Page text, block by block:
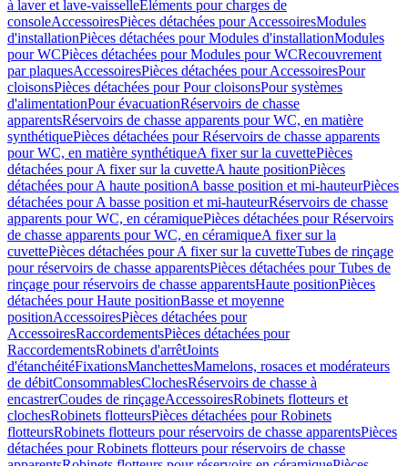
à laver et lave-vaisselleEléments pour charges de
consoleAccessoiresPièces détachées pour AccessoiresModules
d'installationPièces détachées pour Modules d'installationModules
pour WCPièces détachées pour Modules pour WCRecouvrement
par plaquesAccessoiresPièces détachées pour AccessoiresPour
cloisonsPièces détachées pour Pour cloisonsPour systèmes
d'alimentationPour évacuationRéservoirs de chasse
apparentsRéservoirs de chasse apparents pour WC, en matière
synthétiquePièces détachées pour Réservoirs de chasse apparents
pour WC, en matière synthétiqueA fixer sur la cuvettePièces
détachées pour A fixer sur la cuvetteA haute positionPièces
détachées pour A haute positionA basse position et mi-hauteurPièces
détachées pour A basse position et mi-hauteurRéservoirs de chasse
apparents pour WC, en céramiquePièces détachées pour Réservoirs
de chasse apparents pour WC, en céramiqueA fixer sur la
cuvettePièces détachées pour A fixer sur la cuvetteTubes de rinçage
pour réservoirs de chasse apparentsPièces détachées pour Tubes de
rinçage pour réservoirs de chasse apparentsHaute positionPièces
détachées pour Haute positionBasse et moyenne
positionAccessoiresPièces détachées pour
AccessoiresRaccordementsPièces détachées pour
RaccordementsRobinets d'arrêtJoints
d'étanchéitéFixationsManchettesMamelons, rosaces et modérateurs
de débitConsommablesClochesRéservoirs de chasse à
encastrerCoudes de rinçageAccessoiresRobinets flotteurs et
clochesRobinets flotteursPièces détachées pour Robinets
flotteursRobinets flotteurs pour réservoirs de chasse apparentsPièces
détachées pour Robinets flotteurs pour réservoirs de chasse